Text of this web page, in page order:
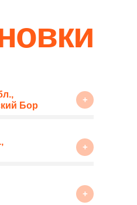
Бор
+
+
+